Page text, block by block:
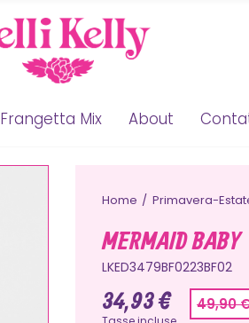
Frangetta Mix About
Home Primavera-
MERMAID BABY
LKED3479BF0223BF02
34,93 € 49,90